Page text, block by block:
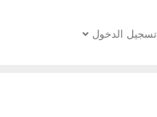
تسجيل الدخول